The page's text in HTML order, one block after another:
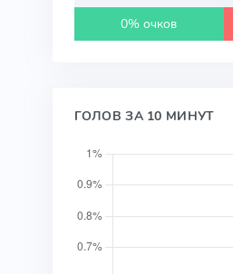
0% очков
ГОЛОВ ЗА 10 МИНУТ